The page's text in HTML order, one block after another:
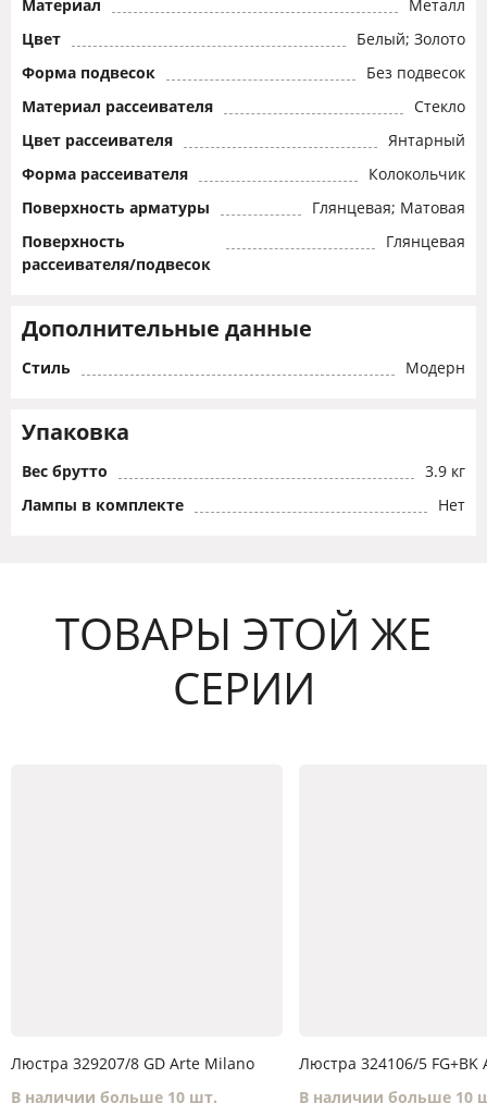
Материал
Металл
Цвет
Белый; Золото
Форма подвесок
Без подвесок
Материал рассеивателя
Стекло
Цвет рассеивателя
Янтарный
Форма рассеивателя
Колокольчик
Поверхность арматуры
Глянцевая; Матовая
Поверхность
рассеивателя/подвесок
Глянцевая
Дополнительные данные
Стиль Модерн
Упаковка
Вес брутто
3.9 кг
Лампы в комплекте
Нет
ТОВАРЫ ЭТОЙ ЖЕ
СЕРИИ
Люстра 329207/8 GD Arte Milano
В наличии больше 10 шт.
Люстра 324106/5 FG+BK
В наличии больше 10